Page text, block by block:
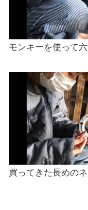
モンキーを使って
買ってきた長めの